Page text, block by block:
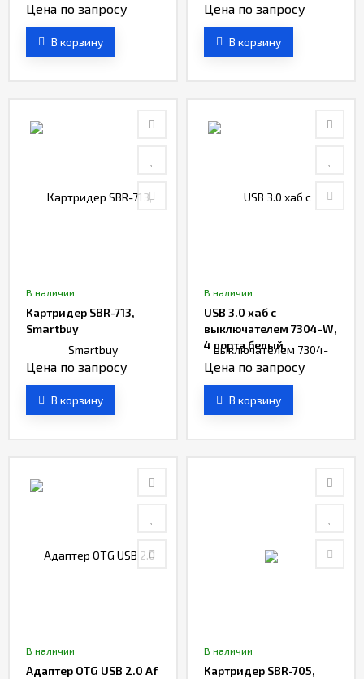
Smartbuy
Цена по запросу
В корзину
Цена по запросу
В корзину
В наличии
Картридер SBR-713,
Smartbuy
Цена по запросу
В корзину
В наличии
USB 3.0 хaб с
выключателем 7304-W,
4 порта белый,
Smartbuy
Цена по запросу
В корзину
В наличии
Адаптер OTG USB 2.0 Af
В наличии
Картридер SBR-705,